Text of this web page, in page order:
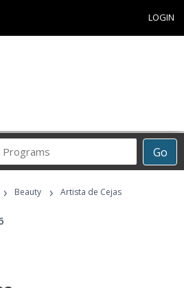
LOGIN
Go
Career
Programs
› Beauty › Artista de Cejas